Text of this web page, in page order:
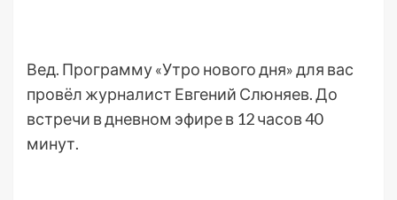
Вед. Программу «Утро нового дня» для вас
провёл журналист Евгений Слюняев. До
встречи в дневном эфире в 12 часов 40
минут.